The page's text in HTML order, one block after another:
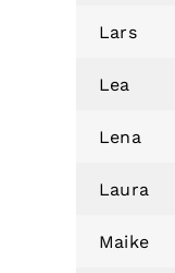
Lars
Lea
Lena
Laura
Maike